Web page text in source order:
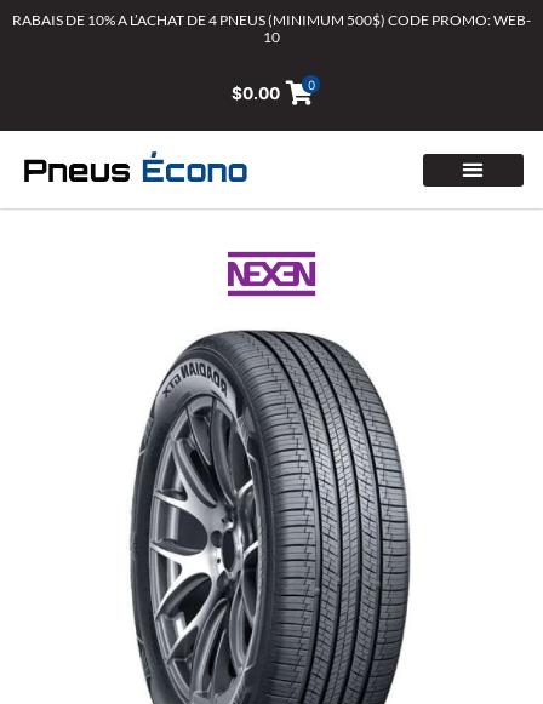
AllerRABAIS DE 10% A L’ACHAT DE 4 PNEUS (MINIMUM 500$) CODE PROMO: WEB-
10
$0.00 0